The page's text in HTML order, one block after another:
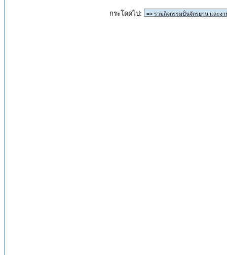
กระโดดไป: